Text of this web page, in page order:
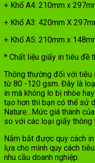
+ Khổ A4: 210mm x
+ Khổ A3: 420mm X
+ Khổ A5: 210mm x
* Chất liệu giấy in tiêu đề
Thông thường đối với
từ 80 -120 gsm. Đây là
in mà không lo bị nhòe
tạo hơn thì bạn có thể sử
Nature…Mức giá thành
so với các loại giấy thông
Nắm bắt được quy cách
lựa cho mình quy cách
nhu cầu doanh nghiệp.